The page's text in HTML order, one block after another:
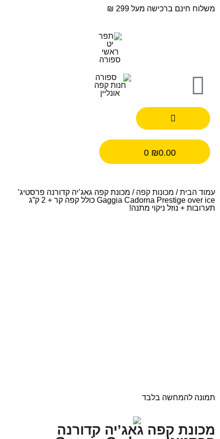
משלוח חינם ברכישה מעל 299 ₪
₪0.00
0
עמוד הבית/ מכונות קפה / מכונת קפה גאג’יה קדורנה פרסטיג’
Gaggia Cadorna Prestige over ice כולל קפה קר + 2 ק”ג
תערובות + נוזל ניקוי מתנה!
תמונה להמחשה בלבד
מכונת קפה גאג’יה קדורנה